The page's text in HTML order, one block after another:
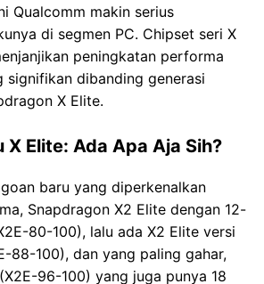
Qualcomm makin serius
di segmen PC. Chipset seri X
peningkatan performa
signifikan dibanding generasi
X Elite.
X Elite: Ada Apa Aja Sih?
baru yang diperkenalkan
Snapdragon X2 Elite dengan 12-
80-100), lalu ada X2 Elite versi
88-100), dan yang paling gahar,
96-100) yang juga punya 18